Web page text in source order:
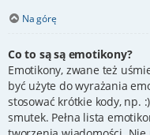
Na górę
Co to są są emotikony?
Emotikony, zwane też
być użyte do wyrażania
stosować krótkie kody, np.
smutek. Pełna lista